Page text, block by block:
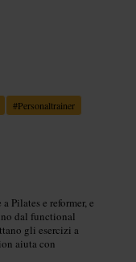
#Personaltrainer
Pilates e reformer, e
dal functional
gli esercizi a
aiuta con